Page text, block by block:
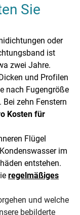
Sie
oder
ist
zwei Jahre.
und Profilen
nach Fugengröße
zehn Fenstern
Kosten für
Flügel
im
entstehen.
regelmäßiges
und welche
bebilderte